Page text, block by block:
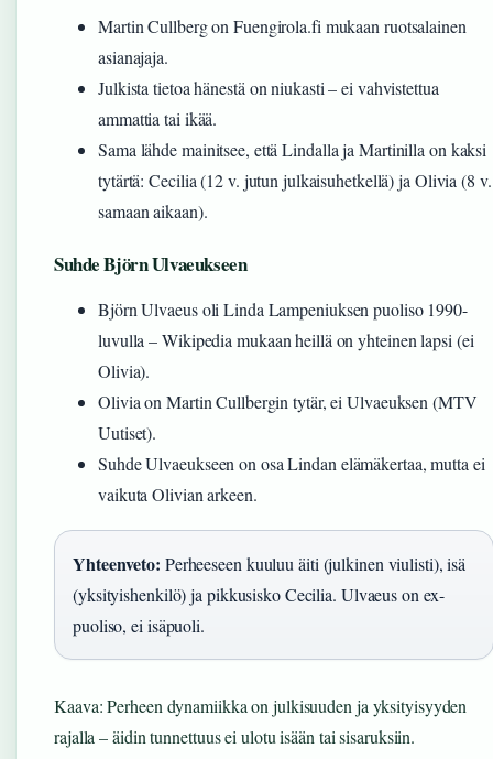
Martin Cullberg on Fuengirola.fi mukaan ruotsalainen
asianajaja.
Julkista tietoa hänestä on niukasti – ei vahvistettua
ammattia tai ikää.
Sama lähde mainitsee, että Lindalla ja Martinilla on kaksi
tytärtä: Cecilia (12 v. jutun julkaisuhetkellä) ja Olivia (8 v.
samaan aikaan).
Suhde Björn Ulvaeukseen
Björn Ulvaeus oli Linda Lampeniuksen puoliso 1990-
luvulla – Wikipedia mukaan heillä on yhteinen lapsi (ei
Olivia).
Olivia on Martin Cullbergin tytär, ei Ulvaeuksen (MTV
Uutiset).
Suhde Ulvaeukseen on osa Lindan elämäkertaa, mutta ei
vaikuta Olivian arkeen.
Yhteenveto: Perheeseen kuuluu äiti (julkinen viulisti), isä
(yksityishenkilö) ja pikkusisko Cecilia. Ulvaeus on ex-
puoliso, ei isäpuoli.
Kaava: Perheen dynamiikka on julkisuuden ja yksityisyyden
rajalla – äidin tunnettuus ei ulotu isään tai sisaruksiin.